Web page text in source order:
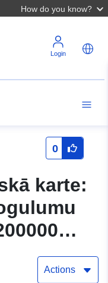
How do you know?
Login
0
karte:
Actions